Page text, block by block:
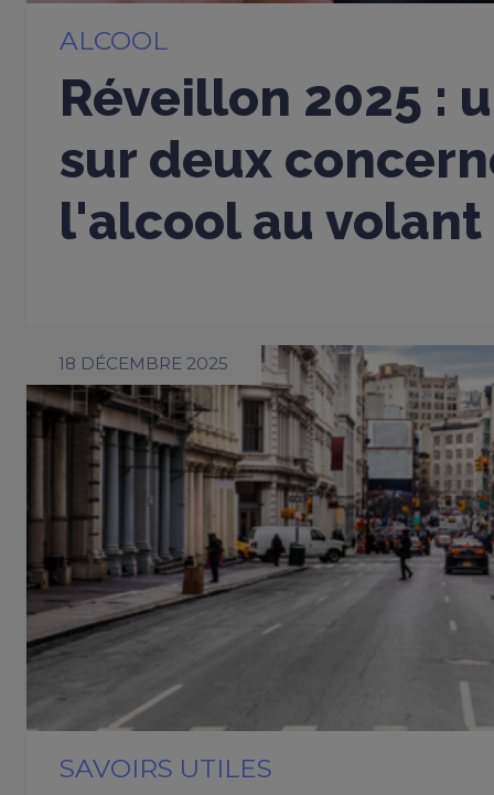
ALCOOL
Réveillon 2025 :
sur deux
l'alcool au volant
18 DÉCEMBRE 2025
SAVOIRS UTILES